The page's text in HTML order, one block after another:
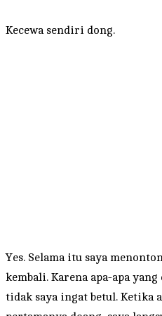
Kecewa sendiri dong.
Yes. Selama itu saya
kembali. Karena apa-apa
tidak saya ingat betul. Ketika